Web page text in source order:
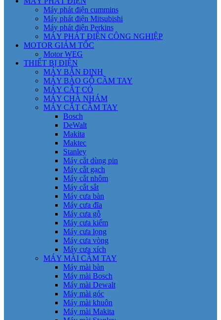
Máy phát điện cummins
Máy phát điện Mitsubishi
Máy phát điện Perkins
MÁY PHÁT ĐIỆN CÔNG NGHIỆP
MOTOR GIẢM TỐC
Motor WEG
THIẾT BỊ ĐIỆN
MÁY BẮN ĐINH
MÁY BÀO GỖ CẦM TAY
MÁY CẮT CỎ
MÁY CHÀ NHÁM
MÁY CẮT CẦM TAY
Bosch
DeWalt
Makita
Maktec
Stanley
Máy cắt dùng pin
Máy cắt gạch
Máy cắt nhôm
Máy cắt sắt
Máy cưa bàn
Máy cưa đĩa
Máy cưa gỗ
Máy cưa kiếm
Máy cưa lọng
Máy cưa vòng
Máy cưa xích
MÁY MÀI CẦM TAY
Máy mài bàn
Máy mài Bosch
Máy mài Dewalt
Máy mài góc
Máy mài khuôn
Máy mài Makita